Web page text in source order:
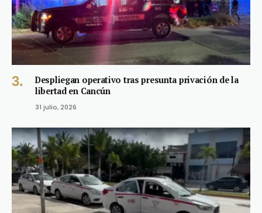
Despliegan operativo tras presunta privación de la
libertad en Cancún
31 julio, 2026